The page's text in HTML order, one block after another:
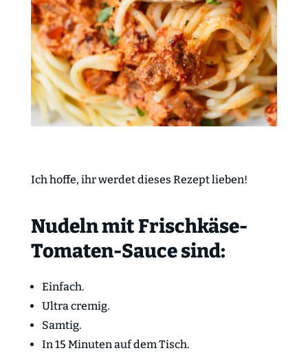
Ich hoffe, ihr werdet dieses Rezept lieben!
Nudeln mit Frischkäse-
Tomaten-Sauce sind:
Einfach.
Ultra cremig.
Samtig.
In 15 Minuten auf dem Tisch.